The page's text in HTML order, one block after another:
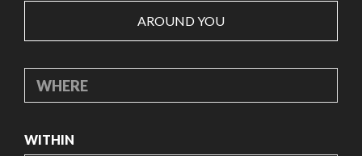
AROUND YOU
WHERE
WITHIN